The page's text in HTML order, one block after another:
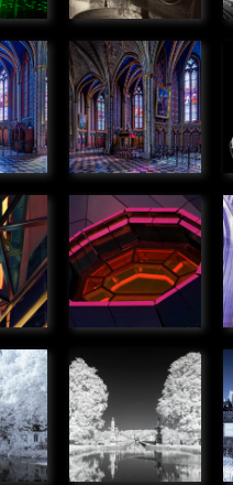
Chapelles
dans la
Cathédrale
» Urbain
Volcan
métallique
» Graphique
Pont-Canal
de Briare
» Panoramique